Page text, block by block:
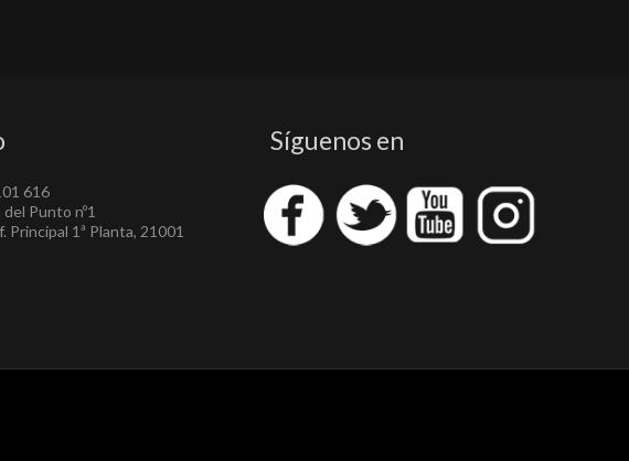
616
Punto nº1
Principal 1ª Planta, 21001
Síguenos en